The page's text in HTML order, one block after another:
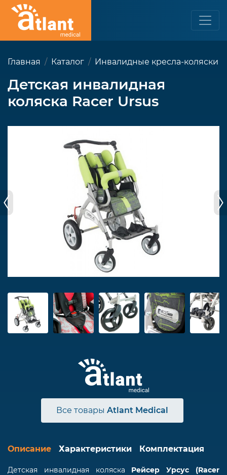
Главная Каталог Инвалидные кресла-коляски
Детская инвалидная
коляска Racer Ursus
Все товары Atlant Medical
Описание Характеристики Комплектация
Детская инвалидная коляска Рейсер Урсус (Racer